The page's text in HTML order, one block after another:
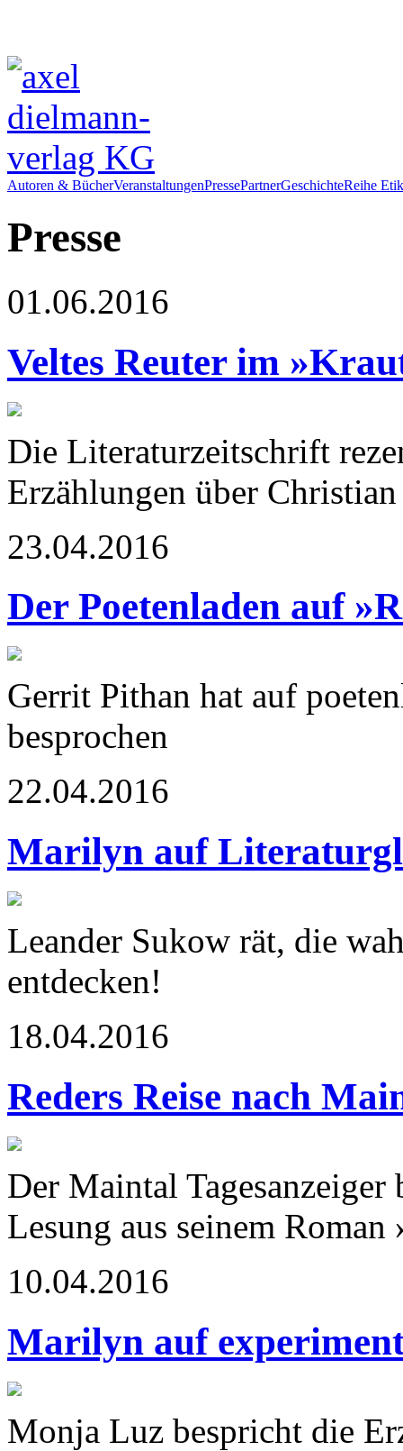
Autoren & BücherVeranstaltungenPressePartnerGeschichteReihe
Presse
01.06.2016
Veltes Reuter im
Die Literaturzeitschrift
Erzählungen über
23.04.2016
Der Poetenladen auf
Gerrit Pithan hat auf
besprochen
22.04.2016
Marilyn auf
Leander Sukow rät, die
entdecken!
18.04.2016
Reders Reise nach
Der Maintal
Lesung aus seinem
10.04.2016
Marilyn auf
Monja Luz bespricht die